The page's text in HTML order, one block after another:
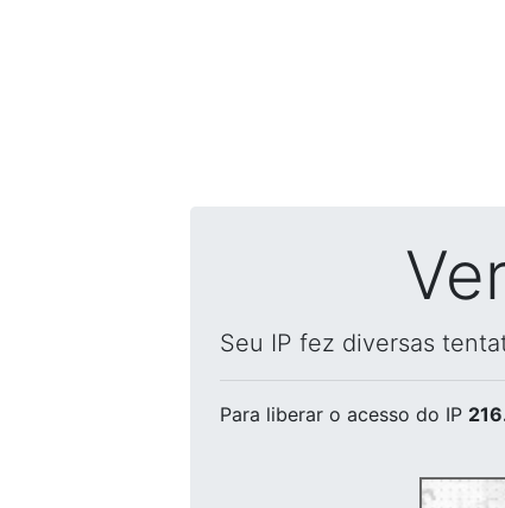
Seu IP fez diversas
Para liberar o acesso do IP